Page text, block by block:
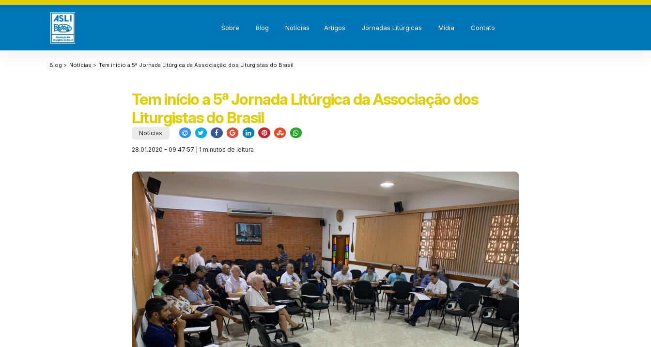
Sobre Blog Notícias Artigos Jornadas Litúrgicas Mídia Contato
Blog > Notícias > Tem início a 5ª Jornada Litúrgica da Associação dos Liturgistas do Brasil
Tem início a 5ª Jornada Litúrgica da Associação dos
Liturgistas do Brasil
Notícias
28.01.2020 - 09:47:57 | 1 minutos de leitura